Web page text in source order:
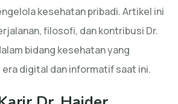
kesehatan pribadi. Artikel ini
filosofi, dan kontribusi Dr.
bidang kesehatan yang
era digital dan informatif saat ini.